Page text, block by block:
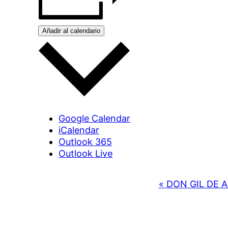
Añadir al calendario
Google Calendar
iCalendar
Outlook 365
Outlook Live
« DON GIL DE